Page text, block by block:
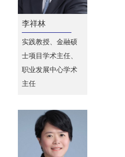
李祥林
实践教授、金融硕
士项目学术主任、
职业发展中心学术
主任